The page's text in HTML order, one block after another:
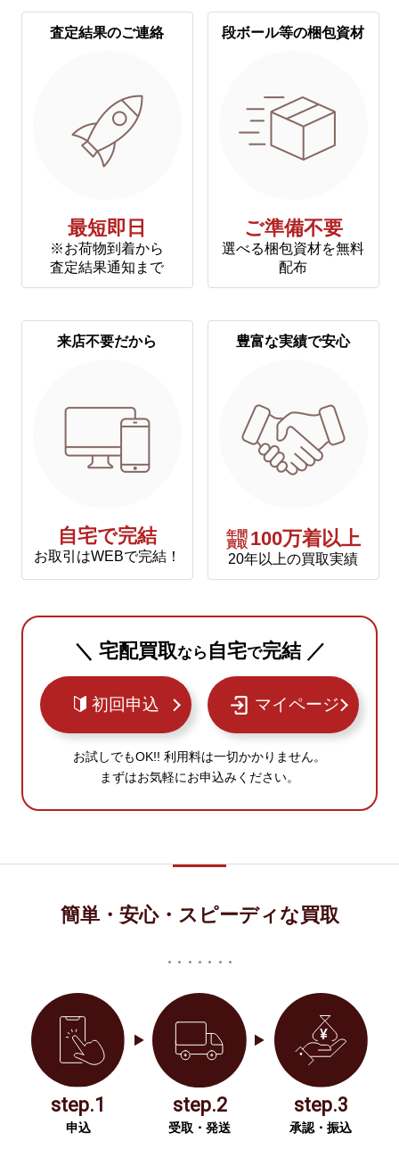
査定結果のご連絡
最短即日
※お荷物到着から
査定結果通知まで
段ボール等の梱包資材
ご準備不要
選べる梱包資材を無料
配布
来店不要だから
自宅で完結
お取引はWEBで完結！
豊富な実績で安心
年間
買取 100万着以上
20年以上の買取実績
＼ 宅配買取なら 自宅で完結 ／
初回申込 マイページ
お試しでもOK!! 利用料は一切かかりません。
まずはお気軽にお申込みください。
簡単・安心・スピーディな買取
step.1
申込
step.2
受取・発送
step.3
承認・振込